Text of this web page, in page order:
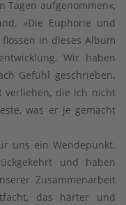
Tagen aufgenommen«,
»Die Euphorie und
flossen in dieses Album
Wir haben
Gefühl geschrieben.
verliehen, die ich nicht
was er je gemacht
uns ein Wendepunkt.
und haben
Zusammenarbeit
das härter und